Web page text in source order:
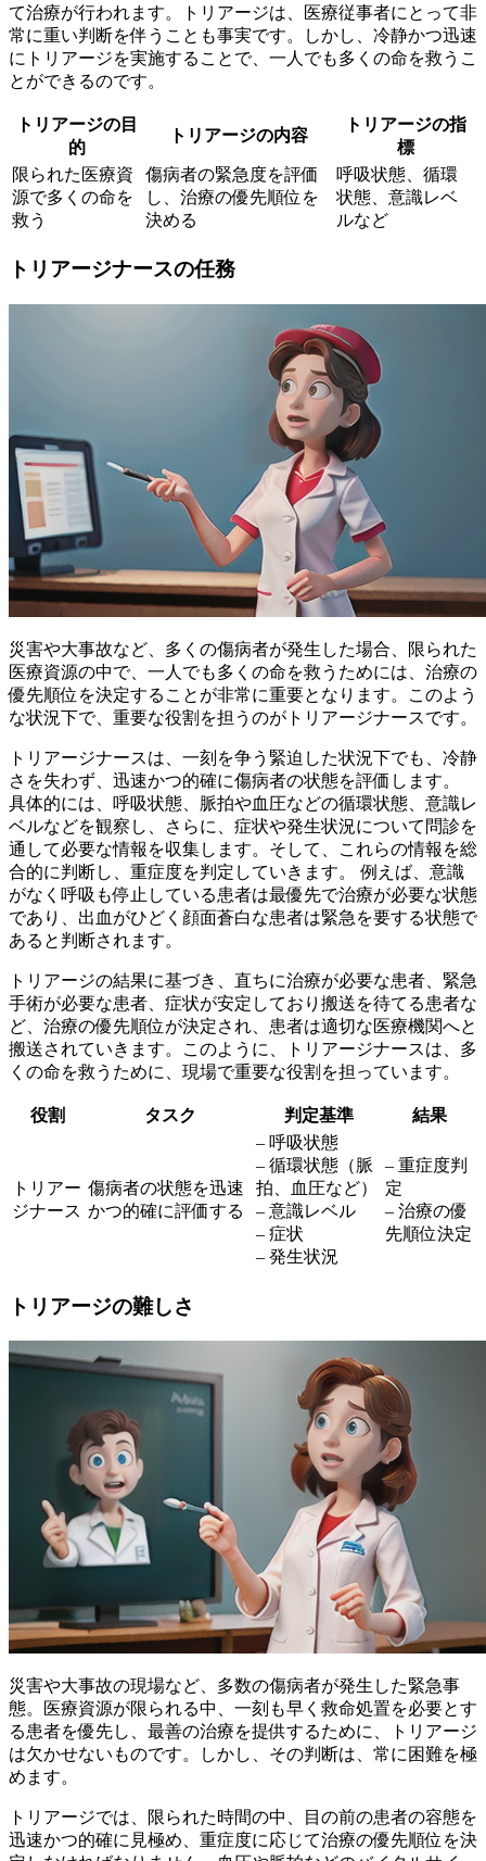
て治療が行われます。トリアージは、医療従事者にとって非
常に重い判断を伴うことも事実です。しかし、 冷静かつ迅速
にトリアージを実施することで、一人でも多くの命を救うこ
とができるのです。
トリアージの目
的
トリアージの内容
トリアージの指
標
限られた医療資
源で多くの命を
救う
傷病者の緊急度を評価
し、治療の優先順位を
決める
呼吸状態、循環
状態、意識レベ
ルなど
トリアージナースの任務
災害や大事故など、多くの傷病者が発生した場合、限られた
医療資源の中で、一人でも多くの命を救うためには、治療の
優先順位を決定することが非常に重要となります。このよう
な状況下で、重要な役割を担うのがトリアージナースです。
トリアージナースは、一刻を争う緊迫した状況下でも、 冷静
さを失わず、迅速かつ的確に傷病者の状態を評価します。
具体的には、 呼吸状態、脈拍や血圧などの循環状態、意識レ
ベルなどを観察し、さらに、症状や発生状況について問診を
通して必要な情報を収集します。 そして、これらの情報を総
合的に判断し、 重症度を判定していきます。
例えば、意識
がなく呼吸も停止している患者は最優先で治療が必要な状態
であり、出血がひどく顔面蒼白な患者は緊急を要する状態で
あると判断されます。
トリアージの結果に基づき、 直ちに治療が必要な患者、緊急
手術が必要な患者、症状が安定しており搬送を待てる患者な
ど、治療の優先順位が決定され、患者は適切な医療機関へと
搬送されていきます。
このように、トリアージナースは、多
くの命を救うために、現場で重要な役割を担っています。
役割 タスク 判定基準 結果
トリアー
ジナース
傷病者の状態を迅速
かつ的確に評価する
– 呼吸状態
– 循環状態（脈
拍、血圧など）
– 意識レベル
– 症状
– 発生状況
– 重症度判
定
– 治療の優
先順位決定
トリアージの難しさ
災害や大事故の現場など、多数の傷病者が発生した緊急事
態。医療資源が限られる中、一刻も早く救命処置を必要とす
る患者を優先し、最善の治療を提供するために、トリアージ
は欠かせないものです。しかし、その判断は、常に困難を極
めます。
トリアージでは、
限られた時間の中、目の前の患者の容態を
迅速かつ的確に見極め、重症度に応じて治療の優先順位を決